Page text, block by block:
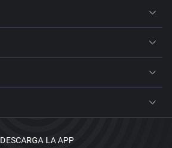
DESCARGA LA APP